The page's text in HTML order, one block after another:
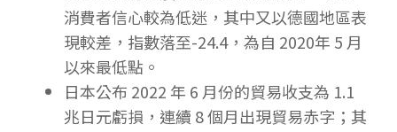
消費者信心較為低迷，其中又以德國地區表
現較差，指數落至-24.4，為自 2020年 5 月
以來最低點。
日本公布 2022 年 6 月份的貿易收支為 1.1
兆日元虧損，連續 8 個月出現貿易赤字；其